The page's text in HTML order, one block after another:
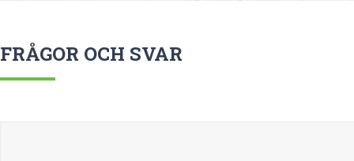
FRÅGOR OCH SVAR